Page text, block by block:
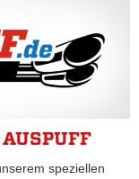
speziellen